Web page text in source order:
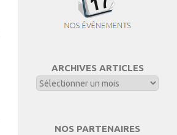
ARCHIVES ARTICLES
NOS PARTENAIRES